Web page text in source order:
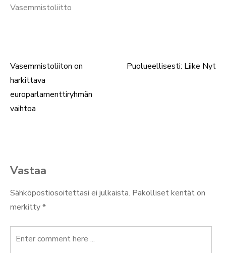
Vasemmistoliitto
Artikkelien
selaus
Vasemmistoliiton on
harkittava
europarlamenttiryhmän
vaihtoa
Puolueellisesti: Liike Nyt
Vastaa
Sähköpostiosoitettasi ei julkaista. Pakolliset kentät on
merkitty*